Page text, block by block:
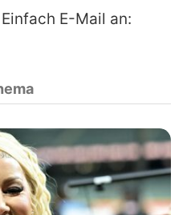
E-Mail an: